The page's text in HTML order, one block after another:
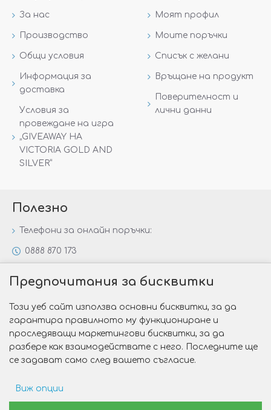
За нас
Производство
Общи условия
Информация за
доставка
Условия за
провеждане на игра
„GIVEAWAY НА
VICTORIA GOLD AND
SILVER“
Моят профил
Моите поръчки
Списък с желани
Връщане на продукт
Поверителност и
лични данни
Полезно
Телефони за онлайн поръчки:
0888 870 173
Специални предложения
Защо да изберете Victoria Gold&Silver?
Как да изберем годежен пръстен?
Предпочитания за бисквитки
Този уеб сайт използва основни бисквитки, за да
гарантира правилното му функциониране и
проследяващи маркетингови бисквитки, за да
разбере как взаимодействате с него. Последните ще
се задават само след вашето съгласие.
Виж опции